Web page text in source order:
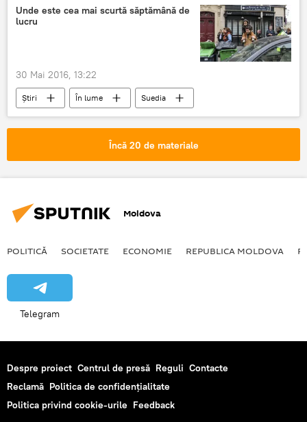
Meteo
avertizare județe
Unde este cea mai scurtă săptămână de
lucru
30 Mai 2016, 13:22
Știri În lume
Suedia
ore de lucru
Încă 20 de materiale
Moldova
POLITICĂ SOCIETATE ECONOMIE REPUBLICA MOLDOVA
Telegram
Despre proiect Centrul de presă Reguli Contacte
Reclamă Politica de confidențialitate
Politica privind cookie-urile Feedback